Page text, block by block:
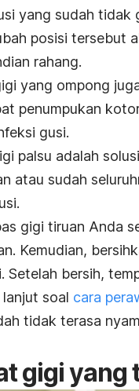
yang sudah tidak
posisi tersebut
rahang.
yang ompong
penumpukan
gusi.
palsu adalah
atau sudah
gigi tiruan Anda
Kemudian,
Setelah bersih,
lanjut soal cara
tidak terasa
gigi yang